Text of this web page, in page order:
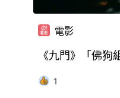
電影
《九門》「佛
1